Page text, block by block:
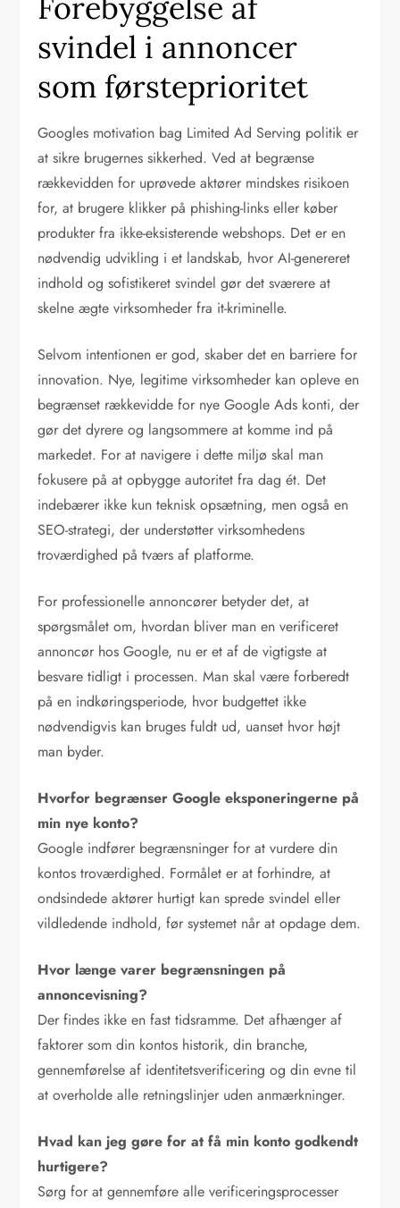
svindel i annoncer
som førsteprioritet
Googles motivation bag Limited Ad Serving politik er
at sikre brugernes sikkerhed. Ved at begrænse
rækkevidden for uprøvede aktører mindskes risikoen
for, at brugere klikker på phishing-links eller køber
produkter fra ikke-eksisterende webshops. Det er en
nødvendig udvikling i et landskab, hvor AI-genereret
indhold og sofistikeret svindel gør det sværere at
skelne ægte virksomheder fra it-kriminelle.
Selvom intentionen er god, skaber det en barriere for
innovation. Nye, legitime virksomheder kan opleve en
begrænset rækkevidde for nye Google Ads konti, der
gør det dyrere og langsommere at komme ind på
markedet. For at navigere i dette miljø skal man
fokusere på at opbygge autoritet fra dag ét. Det
indebærer ikke kun teknisk opsætning, men også en
SEO-strategi, der understøtter virksomhedens
troværdighed på tværs af platforme.
For professionelle annoncører betyder det, at
spørgsmålet om, hvordan bliver man en verificeret
annoncør hos Google, nu er et af de vigtigste at
besvare tidligt i processen. Man skal være forberedt
på en indkøringsperiode, hvor budgettet ikke
nødvendigvis kan bruges fuldt ud, uanset hvor højt
man byder.
Hvorfor begrænser Google eksponeringerne på
min nye konto?
Google indfører begrænsninger for at vurdere din
kontos troværdighed. Formålet er at forhindre, at
ondsindede aktører hurtigt kan sprede svindel eller
vildledende indhold, før systemet når at opdage dem.
Hvor længe varer begrænsningen på
annoncevisning?
Der findes ikke en fast tidsramme. Det afhænger af
faktorer som din kontos historik, din branche,
gennemførelse af identitetsverificering og din evne til
at overholde alle retningslinjer uden anmærkninger.
Hvad kan jeg gøre for at få min konto godkendt
hurtigere?
Sørg for at gennemføre alle verificeringsprocesser